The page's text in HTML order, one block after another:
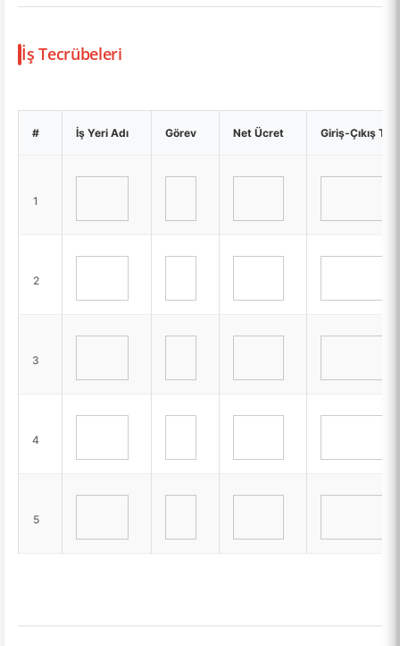
İş Tecrübeleri
# İş Yeri Adı Görev Net Ücret Giriş-Çıkış
1
2
3
4
5